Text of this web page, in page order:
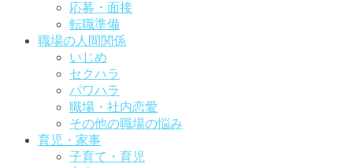
応募・面接
転職準備
職場の人間関係
いじめ
セクハラ
パワハラ
職場・社内恋愛
その他の職場の悩み
育児・家事
子育て・育児